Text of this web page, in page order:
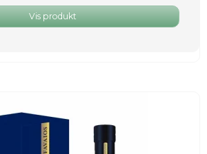
Vis produkt